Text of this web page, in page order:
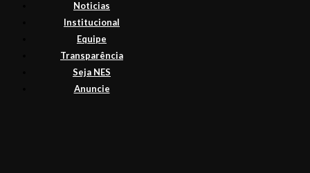
Noticias
Institucional
Equipe
Transparência
Seja NES
Anuncie